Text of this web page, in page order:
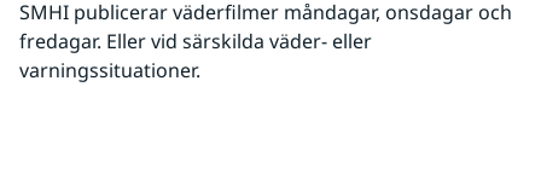
SMHI publicerar väderfilmer måndagar, onsdagar och
fredagar. Eller vid särskilda väder- eller
varningssituationer.